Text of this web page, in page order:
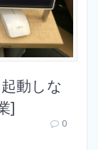
動しな
]
0